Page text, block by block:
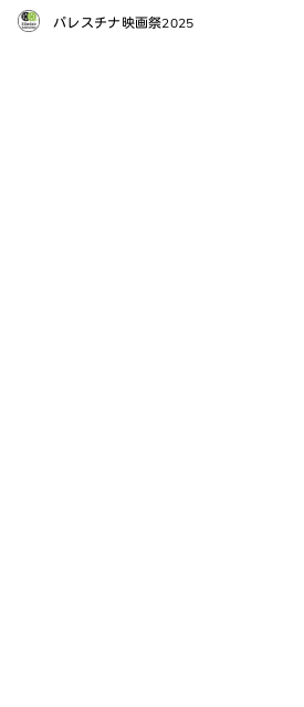
パレスチナ映画祭2025